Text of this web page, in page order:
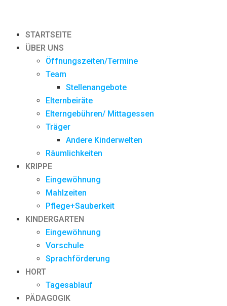
STARTSEITE
ÜBER UNS
Öffnungszeiten/Termine
Team
Stellenangebote
Elternbeiräte
Elterngebühren/ Mittagessen
Träger
Andere Kinderwelten
Räumlichkeiten
KRIPPE
Eingewöhnung
Mahlzeiten
Pflege+Sauberkeit
KINDERGARTEN
Eingewöhnung
Vorschule
Sprachförderung
HORT
Tagesablauf
PÄDAGOGIK